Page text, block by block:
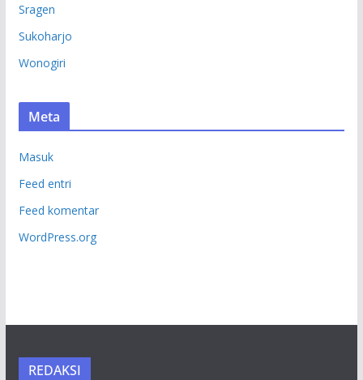
Sragen
Sukoharjo
Wonogiri
Meta
Masuk
Feed entri
Feed komentar
WordPress.org
REDAKSI